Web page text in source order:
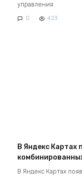
управления
0 423
В Яндекс Картах
В Яндекс Картах